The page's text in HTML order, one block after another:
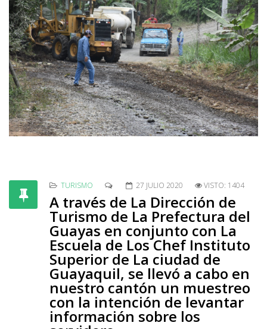
A través de La Dirección de
Turismo de La Prefectura del
Guayas en conjunto con La
Escuela de Los Chef Instituto
Superior de La ciudad de
Guayaquil, se llevó a cabo en
nuestro cantón un muestreo
con la intención de levantar
información sobre los
servidore